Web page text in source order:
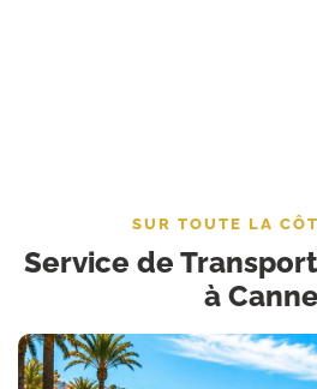
SUR TOUTE LA
Service de
à